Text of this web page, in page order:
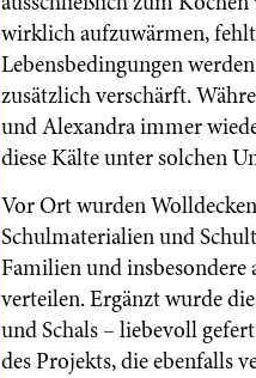
wirklich aufzuwärmen,
Lebensbedingungen
zusätzlich verschärft.
und Alexandra immer
diese Kälte unter solchen
Vor Ort wurden
Schulmaterialien und
Familien und
verteilen. Ergänzt wurde
und Schals – liebevoll
des Projekts, die ebenfalls